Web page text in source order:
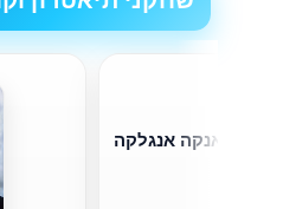
אנקה אנגלקה